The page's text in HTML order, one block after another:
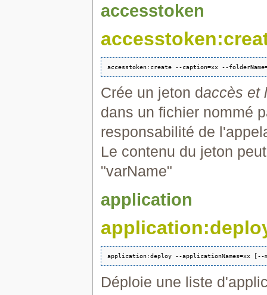
accesstoken
Crée un jeton daccès et l
dans un fichier nommé
responsabilité de
Le contenu du jeton
"varName"
application
Déploie une liste